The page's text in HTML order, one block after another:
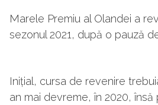
Marele Premiu al Olandei a
sezonul 2021, după o pauză
Inițial, cursa de revenire
an mai devreme, în 2020, însă